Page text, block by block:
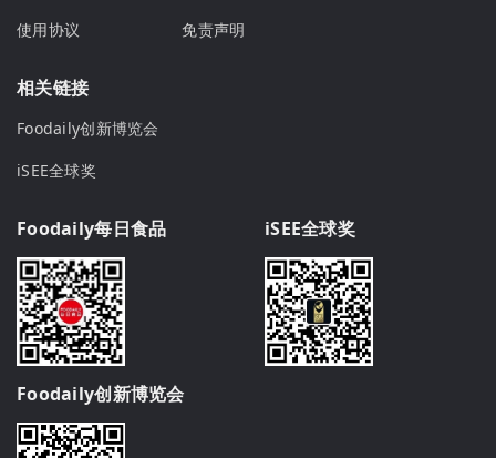
使用协议
免责声明
相关链接
Foodaily创新博览会
iSEE全球奖
Foodaily每日食品 iSEE全球奖
Foodaily创新博览会